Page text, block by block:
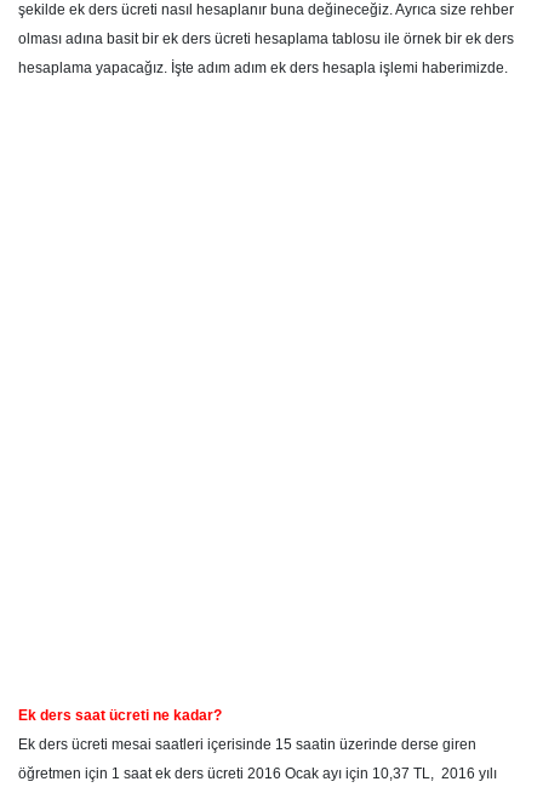
şekilde ek ders ücreti nasıl hesaplanır buna değineceğiz. Ayrıca size rehber
olması adına basit bir ek ders ücreti hesaplama tablosu ile örnek bir ek ders
hesaplama yapacağız. İşte adım adım ek ders hesapla işlemi haberimizde.
Ek ders saat ücreti ne kadar?
Ek ders ücreti mesai saatleri içerisinde 15 saatin üzerinde derse giren
öğretmen için 1 saat ek ders ücreti 2016 Ocak ayı için 10,37 TL, 2016 yılı